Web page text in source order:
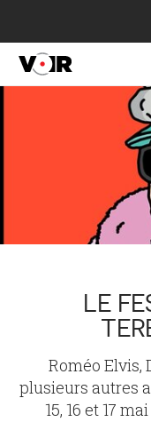
LE
Roméo Elvis,
plusieurs autres
15, 16 et 17